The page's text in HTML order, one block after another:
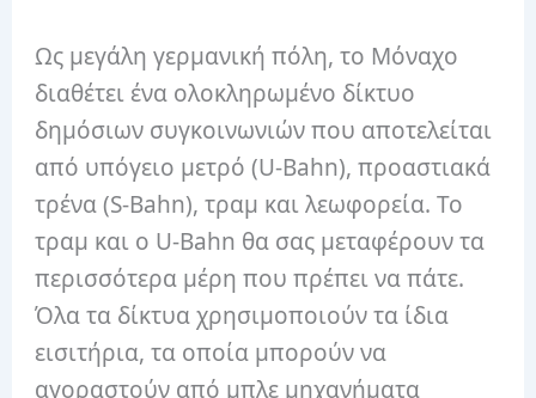
Ως μεγάλη γερμανική πόλη, το Μόναχο
διαθέτει ένα ολοκληρωμένο δίκτυο
δημόσιων συγκοινωνιών που αποτελείται
από υπόγειο μετρό (U-Bahn), προαστιακά
τρένα (S-Bahn), τραμ και λεωφορεία. Το
τραμ και ο U-Bahn θα σας μεταφέρουν τα
περισσότερα μέρη που πρέπει να πάτε.
Όλα τα δίκτυα χρησιμοποιούν τα ίδια
εισιτήρια, τα οποία μπορούν να
αγοραστούν από μπλε μηχανήματα